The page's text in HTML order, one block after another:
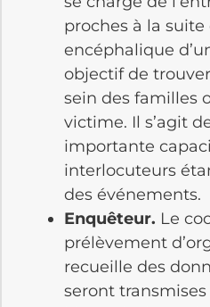
proches à la
encéphalique
objectif de
sein des familles
victime. Il s’agit
importante
interlocuteurs
des événements.
Enquêteur. Le
prélèvement
recueille des
seront transmises